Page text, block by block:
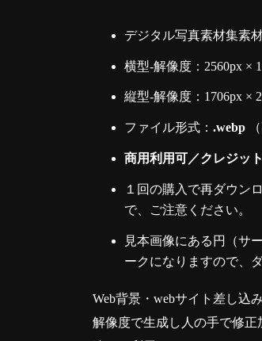
デジタル写真素材集素
横型-解像度：2560px ×
縦型-解像度：1706px ×
ファイル形式： .webp
商用利用可／クレジッ
１回の購入で再ダウン
で、ご注意ください。
見本画像にある円（サ
ークになりますので、
Web背景・webサイト差し込
解像度で生成し人の手で修正